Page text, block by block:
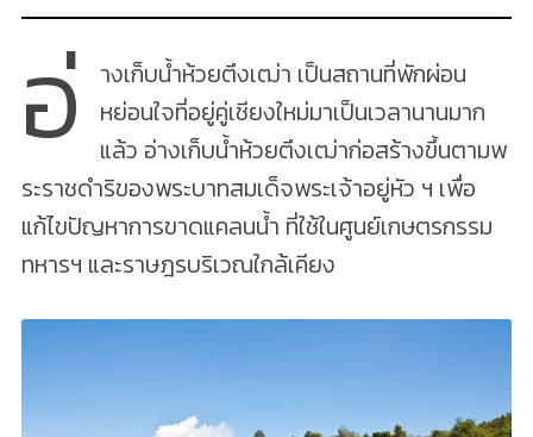
อ่
างเก็บน้ำห้วยตึงเฒ่า เป็นสถานที่พักผ่อน
หย่อนใจที่อยู่คู่เชียงใหม่มาเป็นเวลานานมาก
แล้ว อ่างเก็บน้ำห้วยตึงเฒ่าก่อสร้างขึ้นตามพ
ระราชดำริของพระบาทสมเด็จพระเจ้าอยู่หัว ฯ เพื่อ
แก้ไขปัญหาการขาดแคลนน้ำ ที่ใช้ในศูนย์เกษตรกรรม
ทหารฯ และราษฎรบริเวณใกล้เคียง